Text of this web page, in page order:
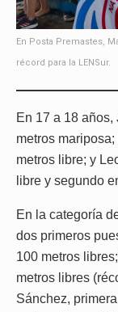
En Posta Premastes,
récord para la LENSur.
En 17 a 18
metros
metros libre; y
libre y segundo
En la categoría
dos primeros
100 metros
metros libres
Sánchez,